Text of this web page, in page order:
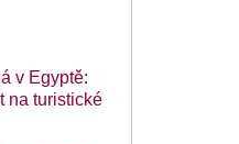
v Egyptě:
na turistické